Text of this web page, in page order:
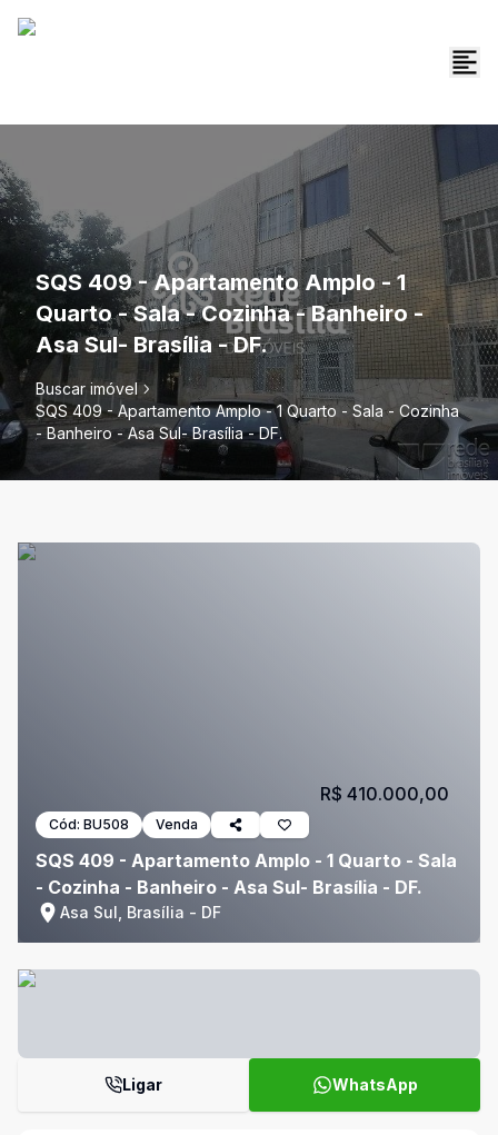
SQS 409 - Apartamento Amplo - 1
Quarto - Sala - Cozinha - Banheiro -
Asa Sul- Brasília - DF.
Buscar imóvel
SQS 409 - Apartamento Amplo - 1 Quarto - Sala - Cozinha
- Banheiro - Asa Sul- Brasília - DF.
Cód: BU508 Venda
SQS 409 - Apartamento Amplo - 1 Quarto - Sala
- Cozinha - Banheiro - Asa Sul- Brasília - DF.
Asa Sul, Brasília - DF
R$ 410.000,00
Ligar WhatsApp